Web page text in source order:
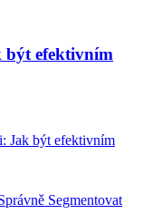
být efektivním
Jak být efektivním